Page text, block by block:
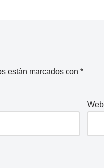
están marcados con *
Web